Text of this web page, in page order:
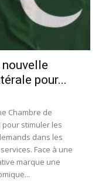
pour...
Chambre de
pour stimuler les
dans les
Face à une
marque une